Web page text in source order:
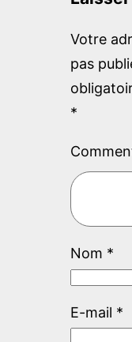
Votre
pas
*
Nom *
E-mail *